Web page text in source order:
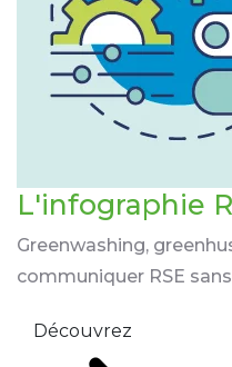
L'infographie
Greenwashing,
communiquer RSE
Découvrez